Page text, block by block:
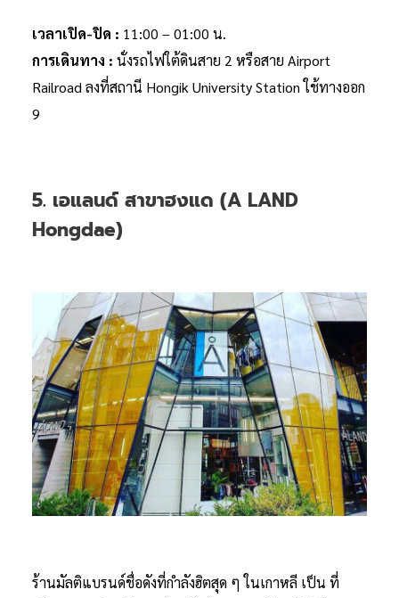
เวลาเปิด-ปิด : 11:00 – 01:00 น.
การเดินทาง : นั่งรถไฟใต้ดินสาย 2 หรือสาย Airport
Railroad ลงที่สถานี Hongik University Station ใช้ทางออก
9
5. เอแลนด์ สาขาฮงแด (A LAND
Hongdae)
ร้านมัลติแบรนด์ชื่อดังที่กำลังฮิตสุด ๆ ในเกาหลี เป็น ที่